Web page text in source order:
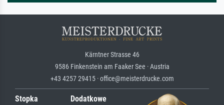
Kärntner Strasse 46
9586 Finkenstein am Faaker See · Austria
+43 4257 29415 · office@meisterdrucke.com
Stopka
Dodatkowe